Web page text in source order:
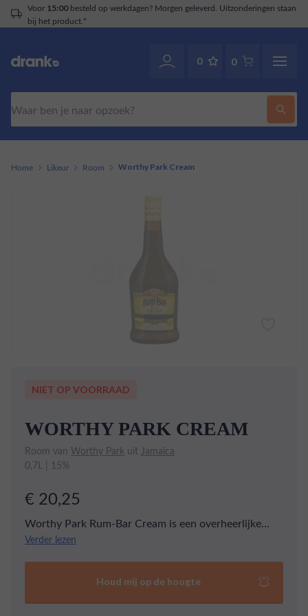
Voor 15:00besteld op werkdagen? Morgen geleverd. Uitzonderingen staan
bij het product.*
0 0
Home Likeur Room Worthy Park Cream
NIET OP VOORRAAD
WORTHY PARK CREAM
Room van Worthy Park uit Jamaica
0,7L | 15%
€ 20,25
Worthy Park Rum-Bar Cream is een overheerlijke
roomlikeur met een unieke smaak van Jamaicaanse
bekend staat om zijn ambachtelijke rum van hoge
kwaliteit. Rum-Bar Cream is een perfecte mix van
Verder lezen
Houd mij op de hoogte